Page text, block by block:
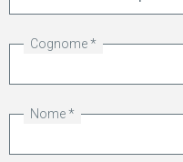
Cognome
Nome